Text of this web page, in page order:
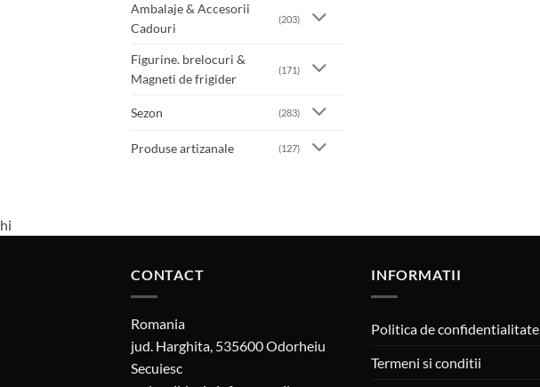
Ambalaje & Accesorii
Cadouri
(203)
Figurine. brelocuri &
Magneti de frigider
(171)
Sezon (283)
Produse artizanale (127)
hi
CONTACT
Romania
jud. Harghita, 535600 Odorheiu
Secuiesc
INFORMATII
Politica de confidentialitate
Termeni si conditii